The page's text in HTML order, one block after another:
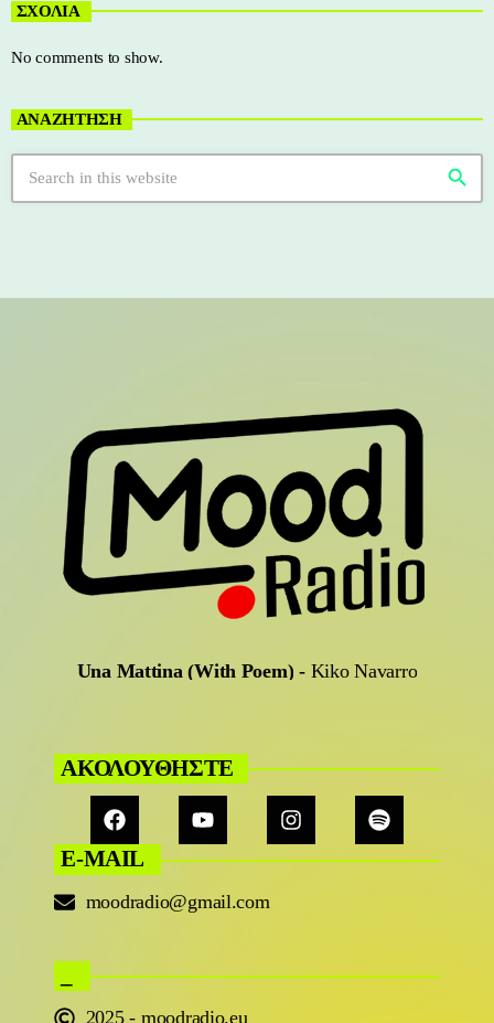
ΣΧΟΛΙΑ
No comments to show.
ΑΝΑΖΗΤΗΣΗ
search
Una Mattina (With Poem) - Kiko Navarro
ΑΚΟΛΟΥΘΗΣΤΕ
E-MAIL
moodradio@gmail.com
2025 - moodradio.eu